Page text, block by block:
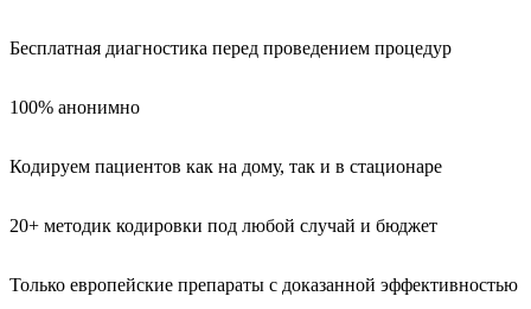
Бесплатная диагностика перед проведением процедур
100% анонимно
Кодируем пациентов как на дому, так и в стационаре
20+ методик кодировки под любой случай и бюджет
Только европейские препараты с доказанной эффективностью